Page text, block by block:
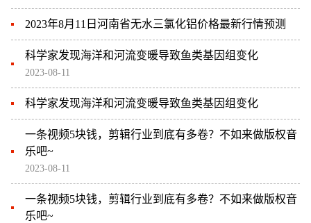
2023年8月11日河南省无水三氯化铝价格最新行情预测
科学家发现海洋和河流变暖导致鱼类基因组变化
2023-08-11
科学家发现海洋和河流变暖导致鱼类基因组变化
一条视频5块钱，剪辑行业到底有多卷？不如来做版权音
乐吧~
2023-08-11
一条视频5块钱，剪辑行业到底有多卷？不如来做版权音
乐吧~